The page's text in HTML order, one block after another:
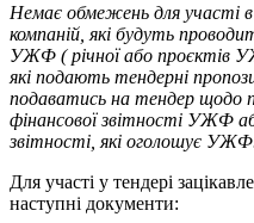
Немає обмежень для участі
компаній, які будуть
УЖФ ( річної або проєктів
які подають тендерні
подаватись на тендер щодо
фінансової звітності УЖФ
звітності, які оголошує
Для участі у тендері
наступні документи: